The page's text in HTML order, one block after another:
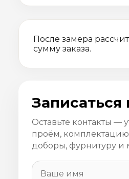
После замера
сумму заказа.
Записаться
Оставьте контакты —
проём,
доборы, фурнитуру и